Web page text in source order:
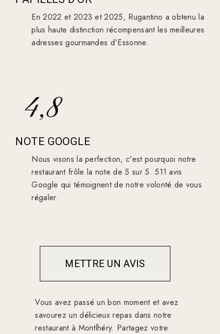
En 2022 et 2023 et 2025, Rugantino a obtenu la
plus haute distinction récompensant les meilleures
adresses gourmandes d'Essonne.
4,8
NOTE GOOGLE
Nous visons la perfection, c'est pourquoi notre
restaurant frôle la note de 5 sur 5. 511 avis
Google qui témoignent de notre volonté de vous
régaler.
METTRE UN AVIS
Vous avez passé un bon moment et avez
savourez un délicieux repas dans notre
restaurant à Montlhéry. Partagez votre